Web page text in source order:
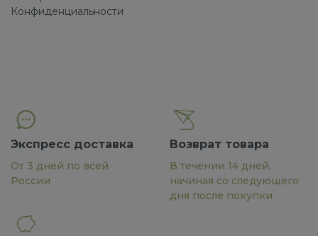
Конфиденциальности
Экспресс доставка
От 3 дней по всей
России
Возврат товара
В течении 14 дней,
начиная со следующего
дня после покупки